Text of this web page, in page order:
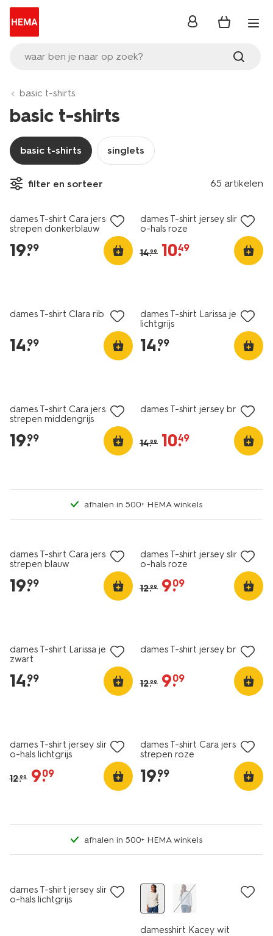
waar ben je naar op zoek?
inloggen
basic t-shirts
basic t-shirts
basic t-shirts singlets
filter en sorteer 65 artikelen
nieuw
dames T-shirt Cara jersey
strepen donkerblauw
19.
99
dames T-shirt jersey slim fit
o-hals roze
14.99 10.
49
dames T-shirt Clara rib bruin
14.
99
dames T-shirt Larissa jersey
lichtgrijs
14.
99
dames T-shirt Cara jersey
strepen middengrijs
19.
99
dames T-shirt jersey bruin
14.99 10.
49
afhalen in 500+ HEMA winkels
dames T-shirt Cara jersey
strepen blauw
19.
99
essential
dames T-shirt jersey slim fit
o-hals roze
12.99 9.
09
dames T-shirt Larissa jersey
zwart
14.
99
dames T-shirt jersey bruin
12.99 9.
09
dames T-shirt jersey slim fit
o-hals lichtgrijs
12.99 9.
09
dames T-shirt Cara jersey
strepen roze
19.
99
afhalen in 500+ HEMA winkels
dames T-shirt jersey slim fit
o-hals lichtgrijs
damesshirt Kacey wit